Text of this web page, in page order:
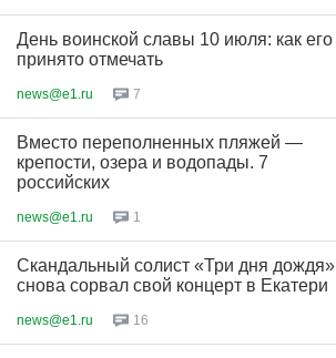
День воинской славы 10 июля: как его
принято отмечать
news@e1.ru 7
Вместо переполненных пляжей —
крепости, озера и водопады. 7
российских
news@e1.ru 1
Скандальный солист «Три дня дождя»
снова сорвал свой концерт в Екатери
news@e1.ru 16